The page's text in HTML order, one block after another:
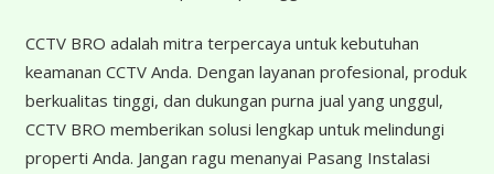
CCTV BRO adalah mitra terpercaya untuk kebutuhan
keamanan CCTV Anda. Dengan layanan profesional, produk
berkualitas tinggi, dan dukungan purna jual yang unggul,
CCTV BRO memberikan solusi lengkap untuk melindungi
properti Anda. Jangan ragu menanyai Pasang Instalasi